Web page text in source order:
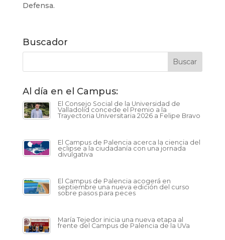
Defensa.
Buscador
Al día en el Campus:
El Consejo Social de la Universidad de
Valladolid concede el Premio a la
Trayectoria Universitaria 2026 a Felipe Bravo
El Campus de Palencia acerca la ciencia del
eclipse a la ciudadanía con una jornada
divulgativa
El Campus de Palencia acogerá en
septiembre una nueva edición del curso
sobre pasos para peces
María Tejedor inicia una nueva etapa al
frente del Campus de Palencia de la UVa